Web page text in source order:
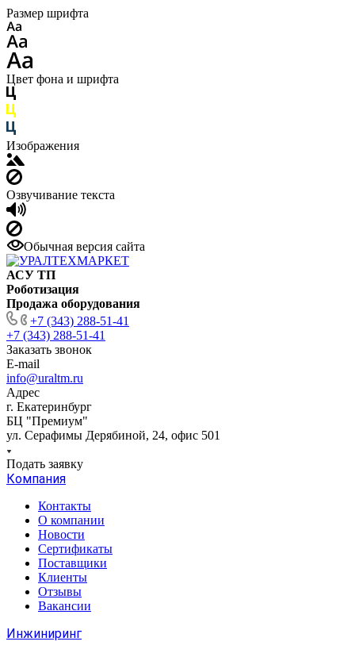
Размер шрифта
Цвет фона и шрифта
Изображения
Озвучивание текста
Обычная версия сайта
АСУ ТП
Роботизация
Продажа оборудования
+7 (343) 288-51-41
+7 (343) 288-51-41
Заказать звонок
E-mail
info@uraltm.ru
Адрес
г. Екатеринбург
БЦ "Премиум"
ул. Серафимы Дерябиной, 24, офис 501
Подать заявку
Компания
Контакты
О компании
Новости
Сертификаты
Поставщики
Клиенты
Отзывы
Вакансии
Инжиниринг